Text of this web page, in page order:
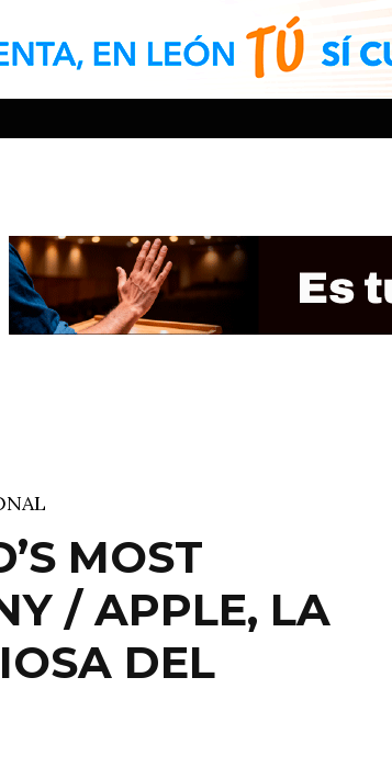
MOST
/ APPLE, LA
DEL